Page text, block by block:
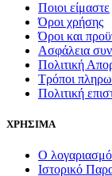
Ποιοι είμαστε
Όροι χρήσης
Όροι και
Ασφάλεια
Πολιτική
Τρόποι
Πολιτική
ΧΡΗΣΙΜΑ
Ο
Ιστορικό